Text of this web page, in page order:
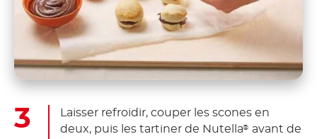
Laisser refroidir, couper les scones en
deux, puis les tartiner de Nutella® avant de